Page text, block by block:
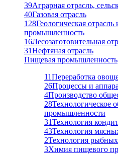
39Аграрная отрасль,
40Газовая отрасль
128Геологическая
промышленность
16Лесозаготовительная
31Нефтяная отрасль
Пищевая промышленность
11Переработка
26Процессы и
4Производство
28Технологическое
промышленности
31Технология
43Технология
2Технология
3Химия пищевого